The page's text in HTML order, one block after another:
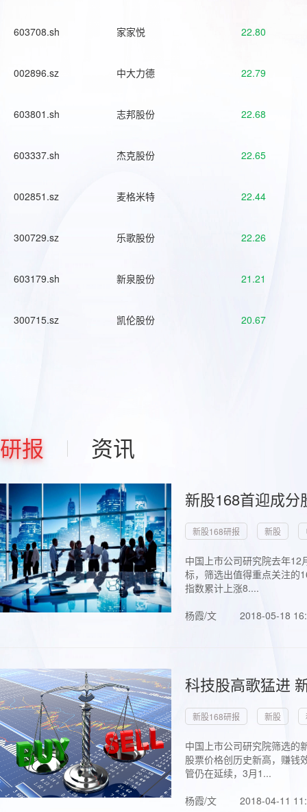
603708.sh 家家悦 22.80
002896.sz 中大力德 22.79
603801.sh 志邦股份 22.68
603337.sh 杰克股份 22.65
002851.sz 麦格米特 22.44
300729.sz 乐歌股份 22.26
603179.sh 新泉股份 21.21
300715.sz 凯伦股份 20.67
研报 资讯
新股168首迎成
新股168研报 新股
中国上市公司研究院去年
标，筛选出值得重点关注的
指数累计上涨8....
杨霞/文
2018-05-18
科技股高歌猛进
新股168研报 新股
中国上市公司研究院筛选的
股票价格创历史新高，赚钱
管仍在延续，3月1...
杨霞/文
2018-04-11